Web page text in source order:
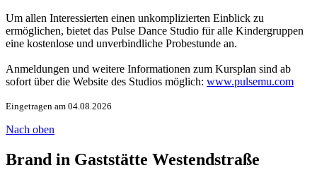
Um allen Interessierten einen unkomplizierten Einblick zu
ermöglichen, bietet das Pulse Dance Studio für alle Kindergruppen
eine kostenlose und unverbindliche Probestunde an.
Anmeldungen und weitere Informationen zum Kursplan sind ab
sofort über die Website des Studios möglich: www.pulsemu.com
Eingetragen am 04.08.2026
Nach oben
Brand in Gaststätte Westendstraße